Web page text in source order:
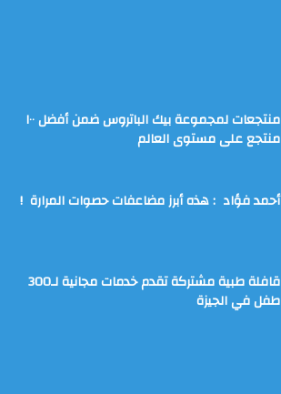
منتجعات لمجموعة بيك الباتروس ضمن أفضل ١٠٠
منتجع على مستوى العالم
أحمد فؤاد : هذه أبرز مضاعفات حصوات المرارة !
قافلة طبية مشتركة تقدم خدمات مجانية لـ300
طفل في الجيزة